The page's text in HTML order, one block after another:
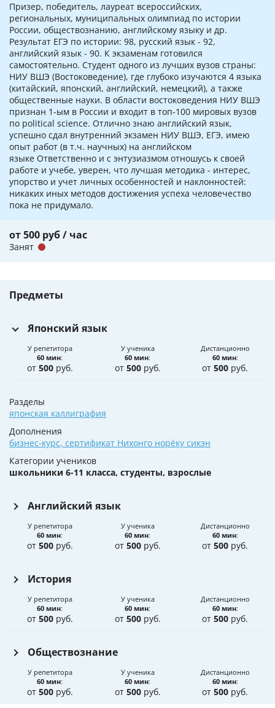
Призер, победитель, лауреат всероссийских,
региональных, муниципальных олимпиад по истории
России, обществознанию, английскому языку и др.
Результат ЕГЭ по истории: 98, русский язык - 92,
английский язык - 90. К экзаменам готовился
самостоятельно. Студент одного из лучших вузов страны:
НИУ ВШЭ (Востоковедение), где глубоко изучаются 4 языка
(китайский, японский, английский, немецкий), а также
общественные науки. В области востоковедения НИУ ВШЭ
признан 1-ым в России и входит в топ-100 мировых вузов
по political science. Отлично знаю английский язык,
успешно сдал внутренний экзамен НИУ ВШЭ, ЕГЭ, имею
опыт работ (в т.ч. научных) на английском
языке Ответственно и с энтузиазмом отношусь к своей
работе и учебе, уверен, что лучшая методика - интерес,
упорство и учет личных особенностей и наклонностей:
никаких иных методов достижения успеха человечество
пока не придумало.
от 500 руб / час
Занят
Предметы
Японский язык
У репетитора
60 мин:
от 500руб.
У ученика
60 мин:
от 500руб.
Дистанционно
60 мин:
от500 руб.
Разделы
японская каллиграфия
Дополнения
бизнес-курс, сертификат Нихонго норёку сикэн
Категории учеников
школьники 6-11 класса, студенты, взрослые
Английский язык
У репетитора
60 мин:
от 500руб.
У ученика
60 мин:
от 500руб.
Дистанционно
60 мин:
от500 руб.
История
У репетитора
60 мин:
от 500руб.
У ученика
60 мин:
от 500руб.
Дистанционно
60 мин:
от500 руб.
Обществознание
У репетитора
60 мин:
от 500руб.
У ученика
60 мин:
от 500руб.
Дистанционно
60 мин:
от500 руб.